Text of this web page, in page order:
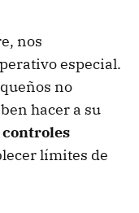
nos
especial.
no
hacer a su
controles
límites de